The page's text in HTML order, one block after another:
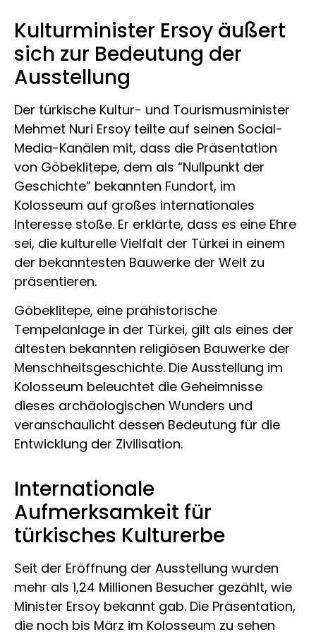
Kulturminister Ersoy äußert
sich zur Bedeutung der
Ausstellung
Der türkische Kultur- und Tourismusminister
Mehmet Nuri Ersoy teilte auf seinen Social-
Media-Kanälen mit, dass die Präsentation
von Göbeklitepe, dem als “Nullpunkt der
Geschichte” bekannten Fundort, im
Kolosseum auf großes internationales
Interesse stoße. Er erklärte, dass es eine Ehre
sei, die kulturelle Vielfalt der Türkei in einem
der bekanntesten Bauwerke der Welt zu
präsentieren.
Göbeklitepe, eine prähistorische
Tempelanlage in der Türkei, gilt als eines der
ältesten bekannten religiösen Bauwerke der
Menschheitsgeschichte. Die Ausstellung im
Kolosseum beleuchtet die Geheimnisse
dieses archäologischen Wunders und
veranschaulicht dessen Bedeutung für die
Entwicklung der Zivilisation.
Internationale
Aufmerksamkeit für
türkisches Kulturerbe
Seit der Eröffnung der Ausstellung wurden
mehr als 1,24 Millionen Besucher gezählt, wie
Minister Ersoy bekannt gab. Die Präsentation,
die noch bis März im Kolosseum zu sehen